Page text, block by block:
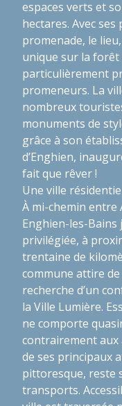
espaces verts et
hectares. Avec
promenade, le
unique sur la
particulièrement
promeneurs. La
nombreux
monuments de
grâce à son
d’Enghien,
fait que rêver !
Une ville
À mi-chemin entre
Enghien-les-Bains
privilégiée, à
trentaine de
commune attire de
recherche d’un
la Ville Lumière.
ne comporte
contrairement aux
de ses principaux
pittoresque, reste
transports.